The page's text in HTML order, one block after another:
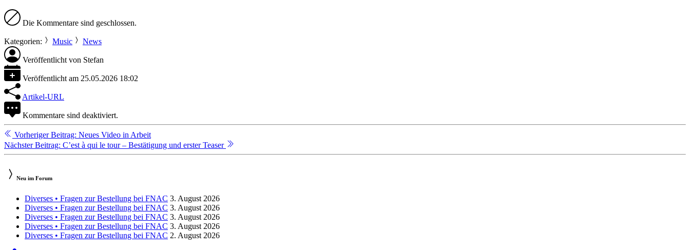
Die Kommentare sind geschlossen.
Kategorien: Music News
Veröffentlicht von Stefan
Veröffentlicht am 25.05.2026 18:02
Artikel-URL
Kommentare sind deaktiviert.
Weiterlesen
Vorheriger Beitrag: Neues Video in Arbeit
Nächster Beitrag: C’est à qui le tour – Bestätigung und erster Teaser
Neu im Forum
Diverses • Fragen zur Bestellung bei FNAC 3. August 2026
Diverses • Fragen zur Bestellung bei FNAC 3. August 2026
Diverses • Fragen zur Bestellung bei FNAC 3. August 2026
Diverses • Fragen zur Bestellung bei FNAC 3. August 2026
Diverses • Fragen zur Bestellung bei FNAC 2. August 2026